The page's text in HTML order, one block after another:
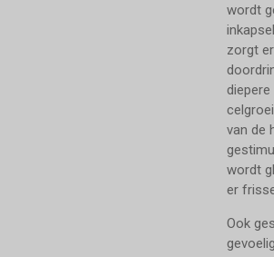
wordt
zorgt
diepere
van de
wordt
er
Ook